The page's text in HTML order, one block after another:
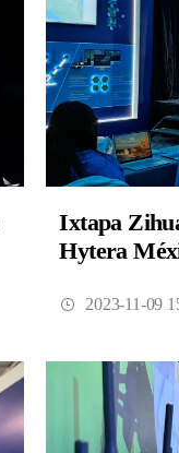
Ixtapa
Hytera
2023-11-09